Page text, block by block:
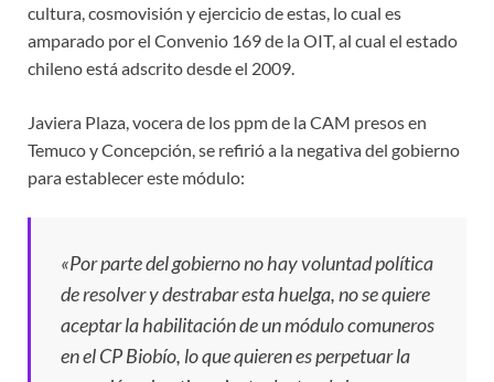
cultura, cosmovisión y ejercicio de estas, lo cual es
amparado por el Convenio 169 de la OIT, al cual el estado
chileno está adscrito desde el 2009.
Javiera Plaza, vocera de los ppm de la CAM presos en
Temuco y Concepción, se refirió a la negativa del gobierno
para establecer este módulo:
«Por parte del gobierno no hay voluntad política
de resolver y destrabar esta huelga, no se quiere
aceptar la habilitación de un módulo comuneros
en el CP Biobío, lo que quieren es perpetuar la